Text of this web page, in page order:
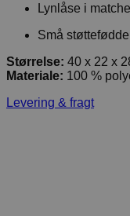
Lynlåse i
Små
Størrelse: 40 x 22 x
Materiale: 100 %
Levering & fragt